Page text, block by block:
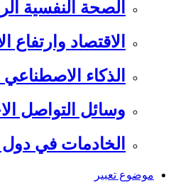
الصحة النفسية الرقمية 2025 : كيف تؤثر
الاقتصاد وارتفاع الأسعار 2025 : طرق عملية
الذكاء الاصطناعي 2025 في حياتك اليومية : الدليل الشامل للاستفادة…
وسائل التواصل
الخادمات في دول
موضوع تعبير